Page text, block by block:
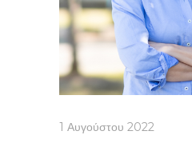
1 Αυγούστου 2022